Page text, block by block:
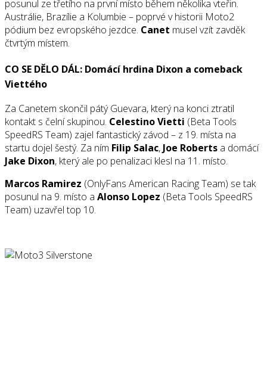
posunul ze třetího na první místo během několika vteřin.
Austrálie, Brazílie a Kolumbie – poprvé v historii Moto2
pódium bez evropského jezdce. Canet musel vzít zavděk
čtvrtým místem.
CO SE DĚLO DÁL: Domácí hrdina Dixon a comeback
Viettého
Za Canetem skončil pátý Guevara, který na konci ztratil
kontakt s čelní skupinou. Celestino Vietti (Beta Tools
SpeedRS Team) zajel fantastický závod – z 19. místa na
startu dojel šestý. Za ním Filip Salac, Joe Roberts a domácí
Jake Dixon, který ale po penalizaci klesl na 11. místo.
Marcos Ramirez (OnlyFans American Racing Team) se tak
posunul na 9. místo a Alonso Lopez (Beta Tools SpeedRS
Team) uzavřel top 10.